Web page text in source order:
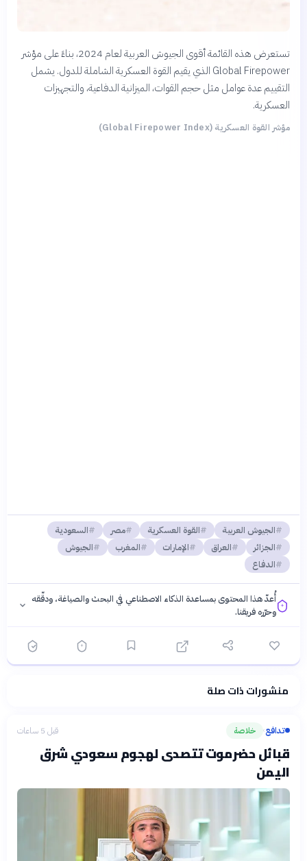
تستعرض هذه القائمة أقوى الجيوش العربية لعام 2024، بناءً على مؤشر
Global Firepower الذي يقيم القوة العسكرية الشاملة للدول. يشمل
التقييم عدة عوامل مثل حجم القوات، الميزانية الدفاعية، والتجهيزات
العسكرية.
مؤشر القوة العسكرية (Global Firepower Index)
الجيوش العربية القوة العسكرية مصر
السعودية
الجزائر
العراق الإمارات المغرب
الجيوش
الدفاع
أُعدّ هذا المحتوى بمساعدة الذكاء الاصطناعي في البحث والصياغة، ودقّقه
وحرّره فريقنا.
فلسفتنا المعرفية· سياسة الذكاء الاصطناعيمنشورات ذات صلة
تدافع› خلاصة قبل 5 ساعات
قبائل حضرموت تتصدى لهجوم سعودي شرق
اليمن